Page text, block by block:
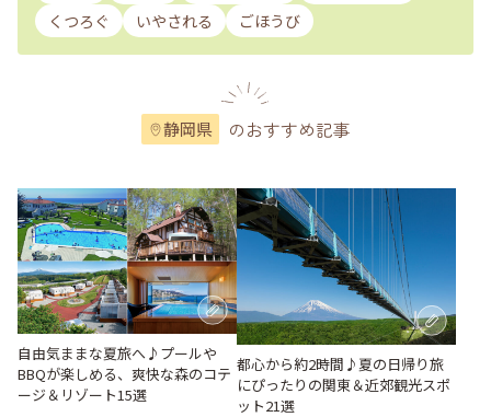
くつろぐ
いやされる ごほうび
静岡県 のおすすめ記事
自由気ままな夏旅へ♪プールや
BBQが楽しめる、爽快な森のコテ
ージ＆リゾート15選
都心から約2時間♪夏の日帰り旅
にぴったりの関東＆近郊観光スポ
ット21選